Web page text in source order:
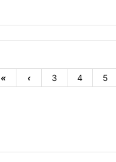
« ‹ 3 4 5